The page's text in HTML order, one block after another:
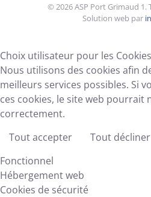
© 2026ASP Port Grimaud 1.
Solution web par
Choix utilisateur pour les Cookies
Nous utilisons des cookies afin
meilleurs services possibles. Si
ces cookies, le site web pourrait
correctement.
Tout accepter
Tout décliner
Fonctionnel
Hébergement web
Cookies de sécurité